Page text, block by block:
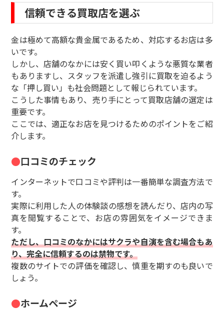
信頼できる買取店を選ぶ
金は極めて高額な貴金属であるため、対応するお店は多
いです。
しかし、店舗のなかには安く買い叩くような悪質な業者
もありますし、スタッフを派遣し強引に買取を迫るよう
な「押し買い」も社会問題として報じられています。
こうした事情もあり、売り手にとって買取店舗の選定は
重要です。
ここでは、適正なお店を見つけるためのポイントをご紹
介します。
口コミのチェック
インターネットで口コミや評判は一番簡単な調査方法で
す。
実際に利用した人の体験談の感想を読んだり、店内の写
真を閲覧することで、お店の雰囲気をイメージできま
す。
ただし、口コミのなかにはサクラや自演を含む場合もあ
り、完全に信頼するのは禁物です。
複数のサイトでの評価を確認し、慎重を期すのも良いで
しょう。
ホームページ